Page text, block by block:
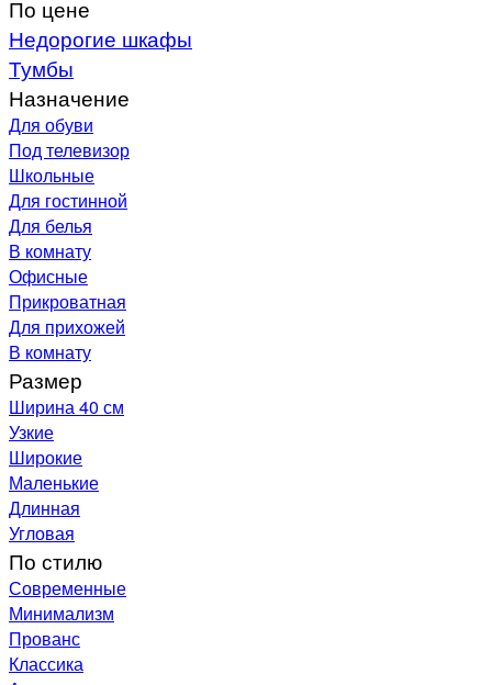
По цене
Недорогие шкафы
Тумбы
Назначение
Для обуви
Под телевизор
Школьные
Для гостинной
Для белья
В комнату
Офисные
Прикроватная
Для прихожей
В комнату
Размер
Ширина 40 см
Узкие
Широкие
Маленькие
Длинная
Угловая
По стилю
Современные
Минимализм
Прованс
Классика